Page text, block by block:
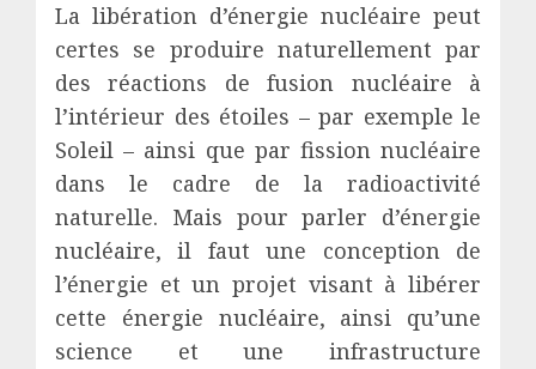
La libération d’énergie nucléaire peut
certes se produire naturellement par
des réactions de fusion nucléaire à
l’intérieur des étoiles – par exemple le
Soleil – ainsi que par fission nucléaire
dans le cadre de la radioactivité
naturelle. Mais pour parler d’énergie
nucléaire, il faut une conception de
l’énergie et un projet visant à libérer
cette énergie nucléaire, ainsi qu’une
science et une infrastructure